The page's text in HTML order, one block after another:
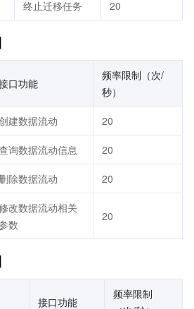
终止迁移任务 20
口功能
频率限制（次/
秒）
建数据流动 20
询数据流动信息 20
除数据流动 20
改数据流动相关
数
20
接口功能
频率限制